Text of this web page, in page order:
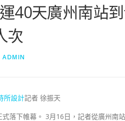
40天廣州南站
次
ADMIN
所設計記者 徐振天
落下帷幕。 3月16日，記者從廣州南